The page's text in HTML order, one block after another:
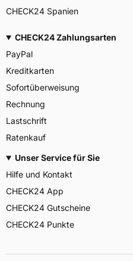
CHECK24 Spanien
CHECK24 Zahlungsarten
PayPal
Kreditkarten
Sofortüberweisung
Rechnung
Lastschrift
Ratenkauf
Unser Service für Sie
Hilfe und Kontakt
CHECK24 App
CHECK24 Gutscheine
CHECK24 Punkte